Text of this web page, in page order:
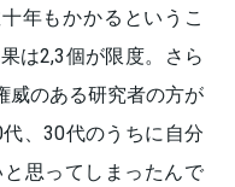
年もかかるというこ
は2,3個が限度。さら
威のある研究者の方が
、30代のうちに自分
思ってしまったんで